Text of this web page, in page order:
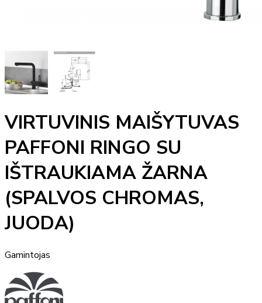
VIRTUVINIS MAIŠYTUVAS
PAFFONI RINGO SU
IŠTRAUKIAMA ŽARNA
(SPALVOS CHROMAS,
JUODA)
Gamintojas